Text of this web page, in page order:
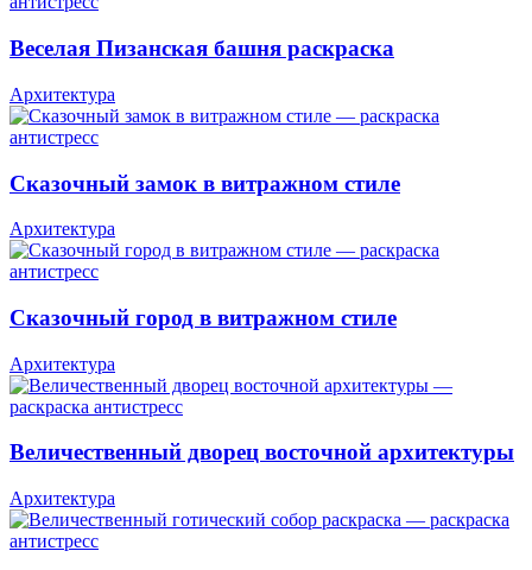
Веселая Пизанская башня раскраска
Архитектура
Сказочный замок в витражном стиле
Архитектура
Сказочный город в витражном стиле
Архитектура
Величественный дворец восточной архитектуры
Архитектура